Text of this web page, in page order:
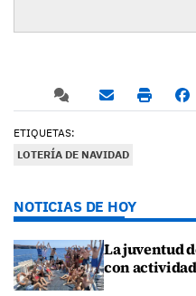
ETIQUETAS:
LOTERÍA DE NAVIDAD
NOTICIAS DE HOY
La juventud
con